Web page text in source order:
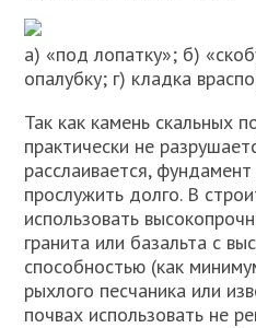
а) «под лопатку»; б)
опалубку; г) кладка
Так как камень скальных
практически не
расслаивается,
прослужить долго. В
использовать
гранита или базальта с
способностью (как
рыхлого песчаника или
почвах использовать не